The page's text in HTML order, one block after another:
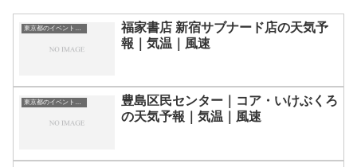
東京都のイベント会場一覧
福家書店 新宿サブナード店の天気予
報｜気温｜風速
東京都のイベント会場一覧
豊島区民センター｜コア・いけぶくろ
の天気予報｜気温｜風速